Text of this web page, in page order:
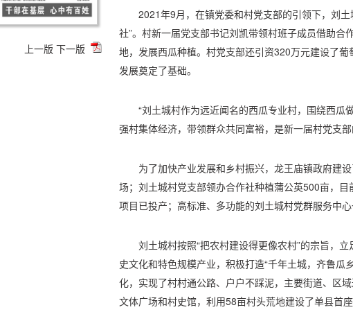
上一版 下一版
2021年9月，在镇党委和村党支部的引领下，刘
社”。村新一届党支部书记刘凯带领村班子成员借助合
地，发展西瓜种植。村党支部还引资320万元建设了
发展奠定了基础。
“刘土城村作为远近闻名的西瓜专业村，围绕西瓜
强村集体经济，带领群众共同富裕，是新一届村党支部
为了加快产业发展和乡村振兴，龙王庙镇政府建
场；刘土城村党支部领办合作社种植蒲公英500亩，
项目已投产；高标准、多功能的刘土城村党群服务中心
刘土城村按照“把农村建设得更像农村”的宗旨，
史文化和特色规模产业，积极打造“千年土城，齐鲁瓜
化，实现了村村通公路、户户不踩泥，主要街道、区
文体广场和村史馆，利用58亩村头荒地建设了单县首